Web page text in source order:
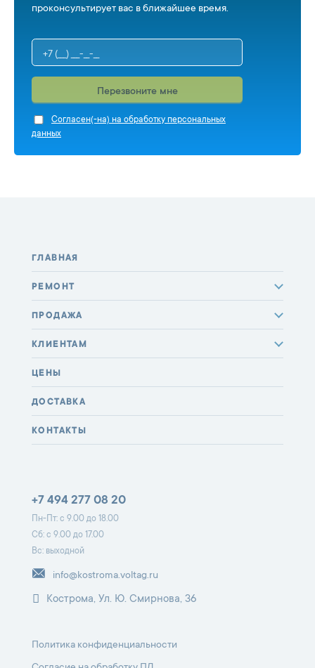
проконсультирует вас в ближайшее время.
Перезвоните мне
Cогласен(-на) на обработку персональных
данных
ГЛАВНАЯ
РЕМОНТ
ПРОДАЖА
КЛИЕНТАМ
ЦЕНЫ
ДОСТАВКА
КОНТАКТЫ
+7 494 277 08 20
Пн-Пт: с 9.00 до 18.00
Сб: с 9.00 до 17.00
Вс: выходной
info@kostroma.voltag.ru
Кострома, Ул. Ю. Смирнова, 36
Политика конфиденциальности